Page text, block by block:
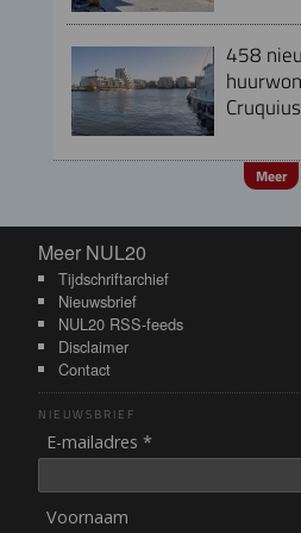
458
Meer
Meer NUL20
Meer NUL20
Tijdschriftarchief
Nieuwsbrief
NUL20 RSS-feeds
Disclaimer
Contact
NIEUWSBRIEF
E-mailadres *
Voornaam